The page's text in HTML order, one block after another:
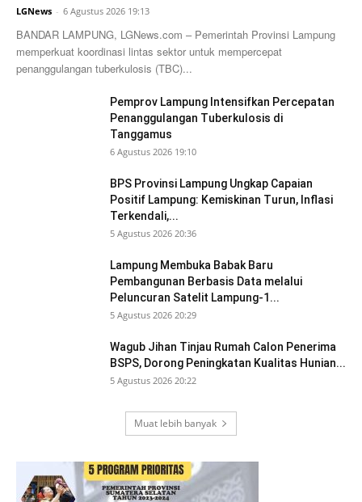
LGNews - 6 Agustus 2026 19:13
BANDAR LAMPUNG, LGNews.com – Pemerintah Provinsi Lampung
memperkuat koordinasi lintas sektor untuk mempercepat
penanggulangan tuberkulosis (TBC)...
Pemprov Lampung Intensifkan Percepatan
Penanggulangan Tuberkulosis di
Tanggamus
6 Agustus 2026 19:10
BPS Provinsi Lampung Ungkap Capaian
Positif Lampung: Kemiskinan Turun, Inflasi
Terkendali,...
5 Agustus 2026 20:36
Lampung Membuka Babak Baru
Pembangunan Berbasis Data melalui
Peluncuran Satelit Lampung-1...
5 Agustus 2026 20:29
Wagub Jihan Tinjau Rumah Calon Penerima
BSPS, Dorong Peningkatan Kualitas Hunian...
5 Agustus 2026 20:22
Muat lebih banyak